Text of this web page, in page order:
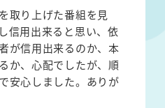
取り上げた番組を見
信用出来ると思い、依
が信用出来るのか、本
か、心配でしたが、順
安心しました。ありが